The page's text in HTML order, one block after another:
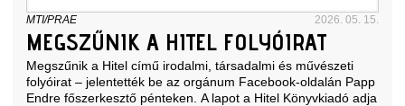
MTI/PRAE 2026. 05. 15.
MEGSZŰNIK A HITEL FOLYÓIRAT
Megszűnik a Hitel című irodalmi, társadalmi és művészeti
folyóirat – jelentették be az orgánum Facebook-oldalán Papp
Endre főszerkesztő pénteken. A lapot a Hitel Könyvkiadó adja